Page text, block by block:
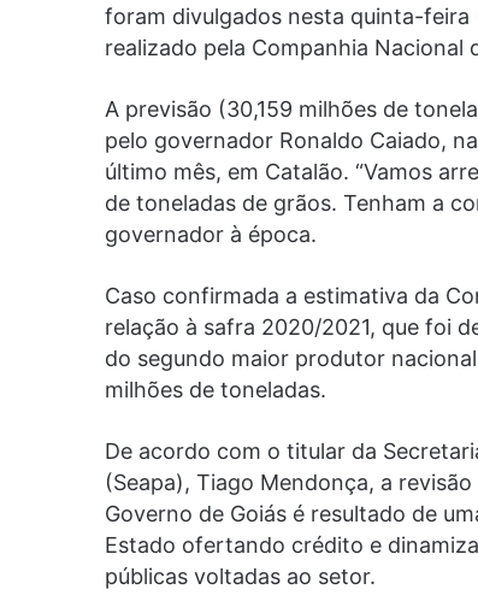
foram divulgados nesta quinta-feira
realizado pela Companhia Nacional
A previsão (30,159 milhões de
pelo governador Ronaldo Caiado,
último mês, em Catalão. “Vamos
de toneladas de grãos. Tenham a
governador à época.
Caso confirmada a estimativa da
relação à safra 2020/2021, que foi
do segundo maior produtor
milhões de toneladas.
De acordo com o titular da
(Seapa), Tiago Mendonça, a
Governo de Goiás é resultado de
Estado ofertando crédito e
públicas voltadas ao setor.